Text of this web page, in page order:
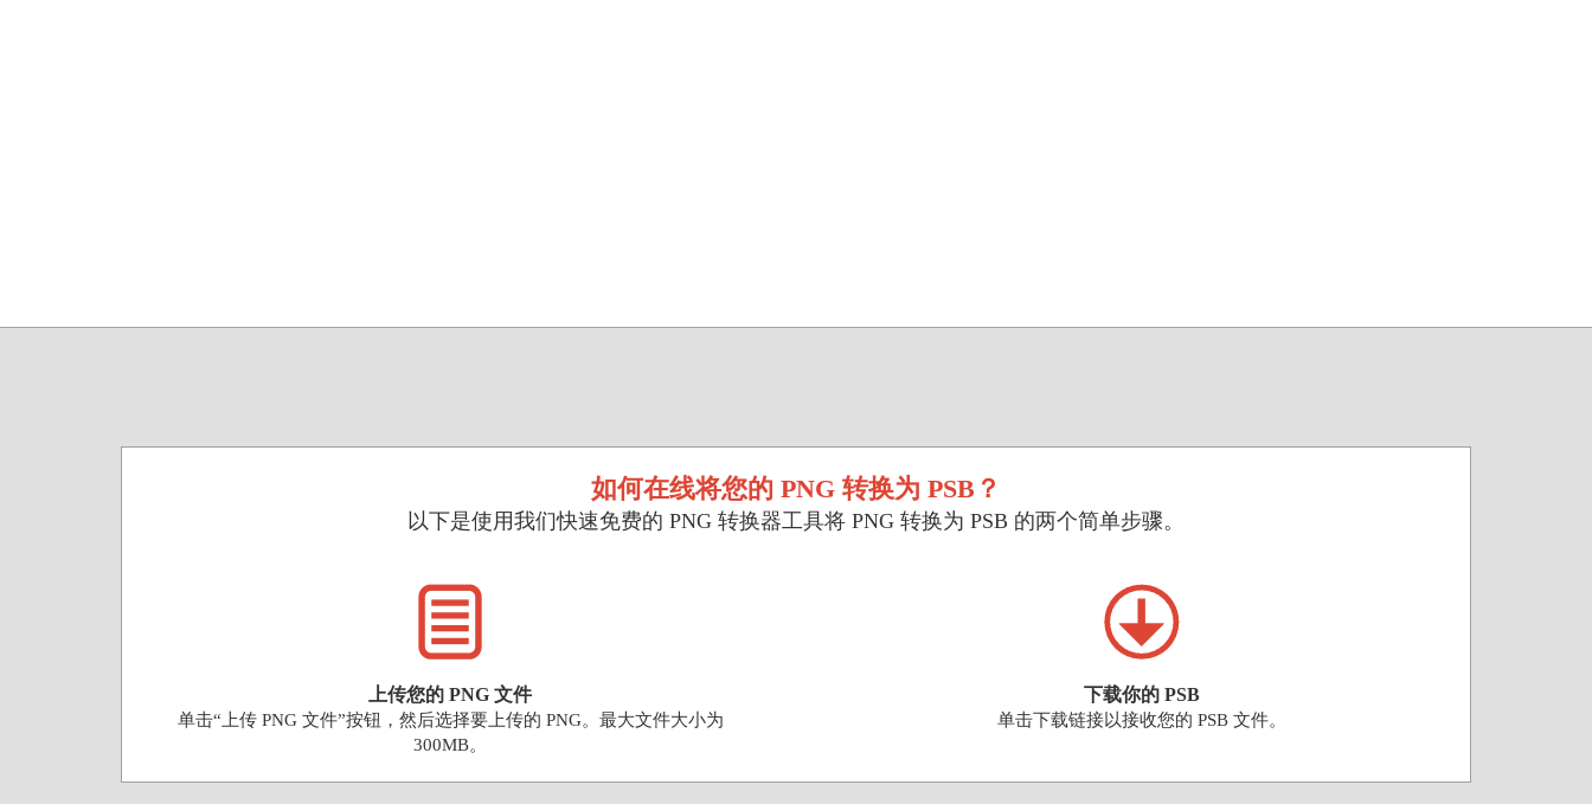
如何在线将您的 PNG 转换为 PSB？
以下是使用我们快速免费的 PNG 转换器工具将 PNG 转换为 PSB 的两个简单步骤。
上传您的 PNG 文件
单击“上传 PNG 文件”按钮，然后选择要上传的 PNG。最大文件大小为
300MB。
下载你的 PSB
单击下载链接以接收您的 PSB 文件。